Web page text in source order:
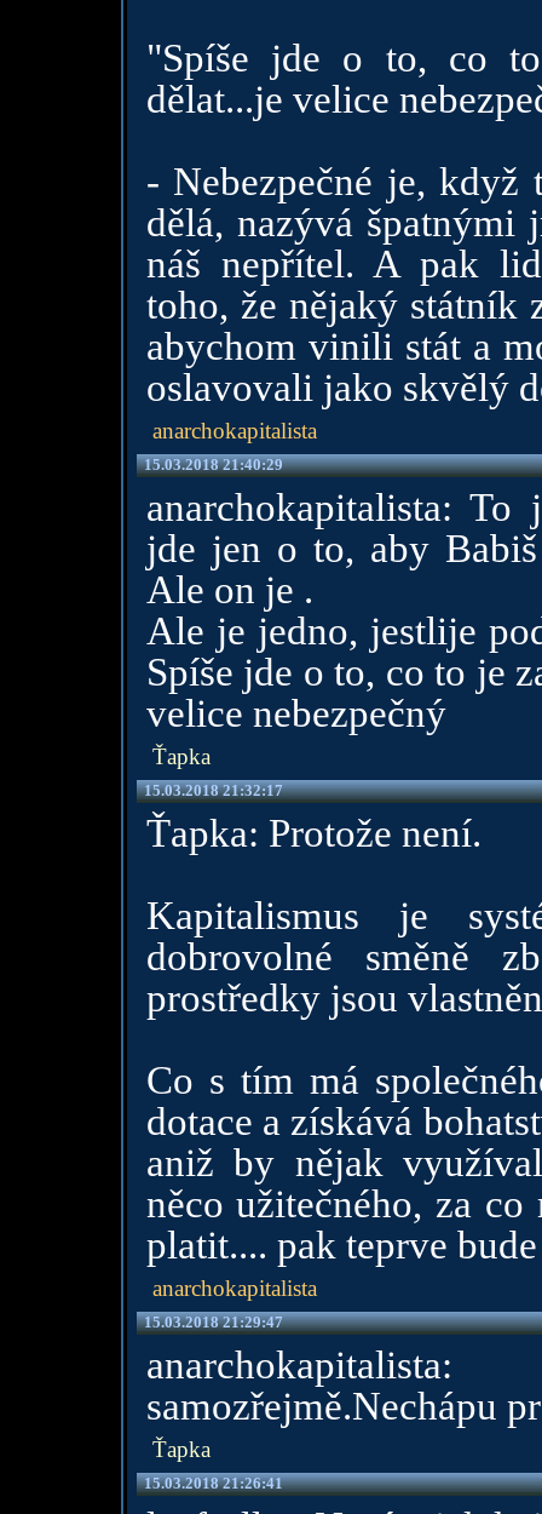
"Spíše jde o to, co
dělat...je velice
- Nebezpečné je, když
dělá, nazývá špatnými
náš nepřítel. A pak
toho, že nějaký státník
abychom vinili stát a
oslavovali jako skvělý
anarchokapitalista
15.03.2018 21:40:29
anarchokapitalista:
jde jen o to, aby
Ale on je .
Ale je jedno, jestlije
Spíše jde o to, co to je
velice nebezpečný
Ťapka
15.03.2018 21:32:17
Ťapka: Protože není.
Kapitalismus je
dobrovolné směně
prostředky jsou
Co s tím má
dotace a získává
aniž by nějak
něco užitečného, za
platit.... pak teprve
anarchokapitalista
15.03.2018 21:29:47
samozřejmě.Nechápu
Ťapka
15.03.2018 21:26:41